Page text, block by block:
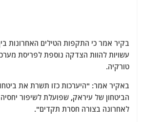
בקיר אמר כי התקפות הטילים האחרונות
טורקיה.
באקיר אמר: "היערכות כזו תשרת את
הביטחון של עיראק, שפועלת לשיפור
לאחרונה בצורה חסרת תקדים".